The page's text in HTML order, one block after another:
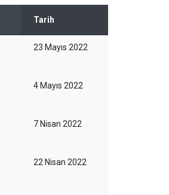
Tarih
23 Mayıs 2022
4 Mayıs 2022
7 Nisan 2022
22 Nisan 2022